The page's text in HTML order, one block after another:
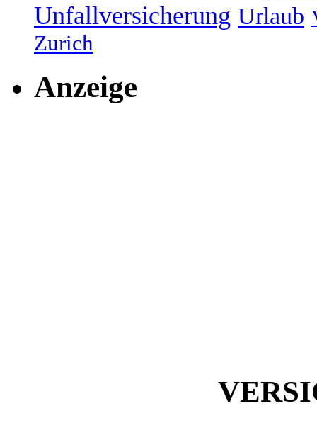
Unfallversicherung Urlaub
Zurich
Anzeige